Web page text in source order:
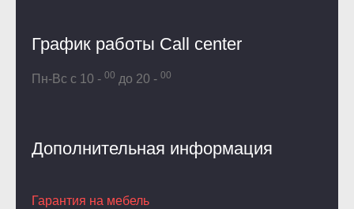
График работы Call center
Пн-Вс с 10 - 00 до 20 - 00
Дополнительная информация
Гарантия на мебель